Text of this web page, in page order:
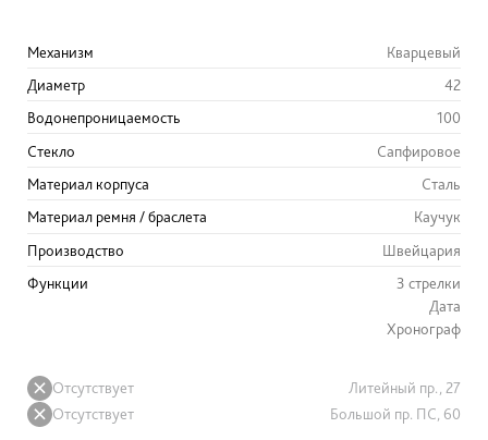
Механизм
Кварцевый
Диаметр
42
Водонепроницаемость
100
Стекло
Сапфировое
Материал корпуса
Сталь
Материал ремня / браслета
Каучук
Производство
Швейцария
Функции
3 стрелки
Дата
Хронограф
Отсутствует
Литейный пр., 27
Отсутствует
Большой пр. ПС, 60